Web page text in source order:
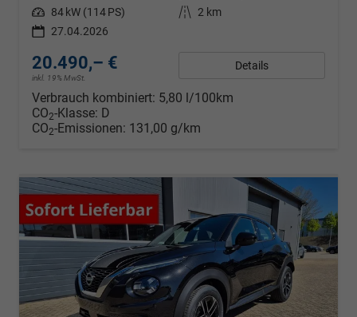
Leistung 84 kW (114 PS) Kilometerstand
2 km
27.04.2026
20.490,– €
inkl. 19% MwSt.
Details
Verbrauch kombiniert: 5,80 l/100km
CO2-Klasse: D
CO2-Emissionen: 131,00 g/km